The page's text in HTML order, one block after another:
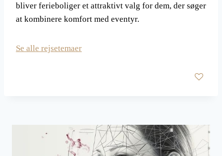
bliver ferieboliger et attraktivt valg for dem, der søger
at kombinere komfort med eventyr.
Se alle rejsetemaer